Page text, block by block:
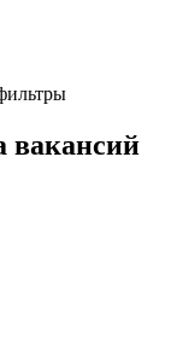
вакансий